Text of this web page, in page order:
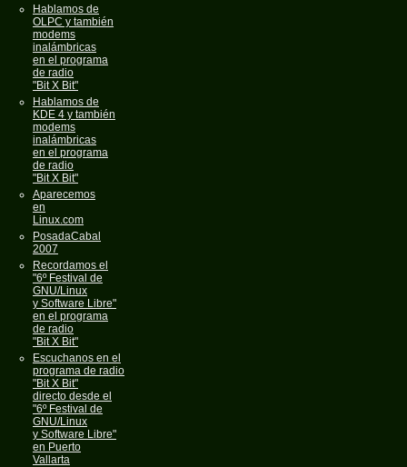
Hablamos de
OLPC y también
modems
inalámbricas
en el programa
de radio
"Bit X Bit"
Hablamos de
KDE 4 y también
modems
inalámbricas
en el programa
de radio
"Bit X Bit"
Aparecemos
en
Linux.com
PosadaCabal
2007
Recordamos el
"6º Festival de
GNU/Linux
y Software Libre"
en el programa
de radio
"Bit X Bit"
Escuchanos en el
programa de radio
"Bit X Bit"
directo desde el
"6º Festival de
GNU/Linux
y Software Libre"
en Puerto
Vallarta